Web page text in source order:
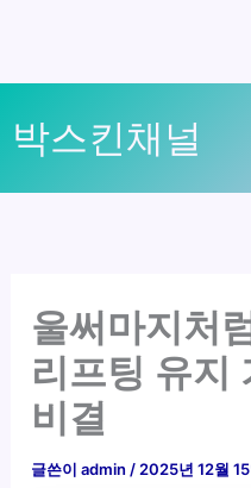
텐
로
박스킨채널
울써마지처
리프팅 유지
비결
글쓴이admin / 2025년 12월